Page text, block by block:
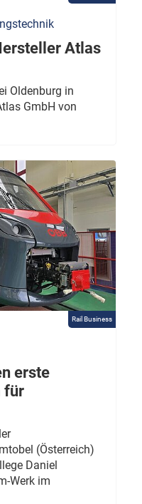
Atlas
Oldenburg in
GmbH von
Rail Business
erste
für
(Österreich)
Daniel
Werk im